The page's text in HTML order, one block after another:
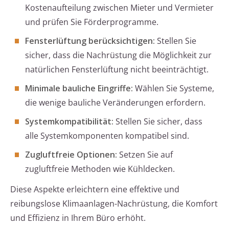
Kostenaufteilung zwischen Mieter und Vermieter
und prüfen Sie Förderprogramme.
Fensterlüftung berücksichtigen: Stellen Sie
sicher, dass die Nachrüstung die Möglichkeit zur
natürlichen Fensterlüftung nicht beeinträchtigt.
Minimale bauliche Eingriffe: Wählen Sie Systeme,
die wenige bauliche Veränderungen erfordern.
Systemkompatibilität: Stellen Sie sicher, dass
alle Systemkomponenten kompatibel sind.
Zugluftfreie Optionen: Setzen Sie auf
zugluftfreie Methoden wie Kühldecken.
Diese Aspekte erleichtern eine effektive und
reibungslose Klimaanlagen-Nachrüstung, die Komfort
und Effizienz in Ihrem Büro erhöht.